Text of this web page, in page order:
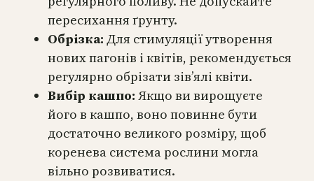
пересихання ґрунту.
Обрізка: Для стимуляції утворення
нових пагонів і квітів, рекомендується
регулярно обрізати зів’ялі квіти.
Вибір кашпо: Якщо ви вирощуєте
його в кашпо, воно повинне бути
достаточно великого розміру, щоб
коренева система рослини могла
вільно розвиватися.